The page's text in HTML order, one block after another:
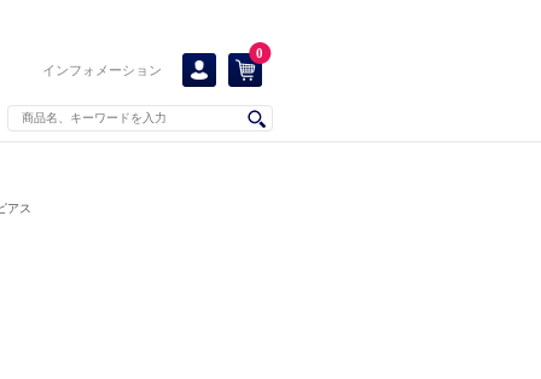
インフォメーション
0
アス